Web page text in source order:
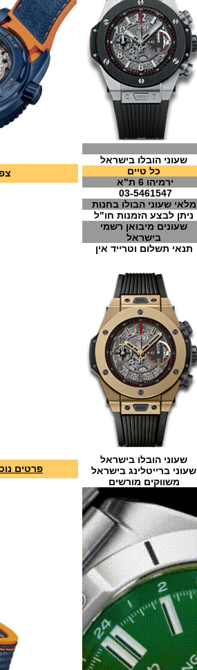
שעוני הובלו בישראל
כל טיים
ירמיהו 6 ת"א
03-5461547
מלאי שעוני הבולו בחנות
ניתן לבצע הזמנות חו"ל
שעונים מיבואן רשמי
בישראל
תנאי תשלום וטרייד אין
שעוני הובלו בישראל
שעוני ברייטלינג בישראל
משווקים מורשים
פרטים